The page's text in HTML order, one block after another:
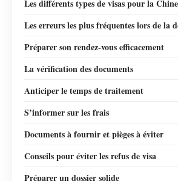
Les différents types de visas pour la Chine
Les erreurs les plus fréquentes lors de la
Préparer son rendez-vous efficacement
La vérification des documents
Anticiper le temps de traitement
S’informer sur les frais
Documents à fournir et pièges à éviter
Conseils pour éviter les refus de visa
Préparer un dossier solide